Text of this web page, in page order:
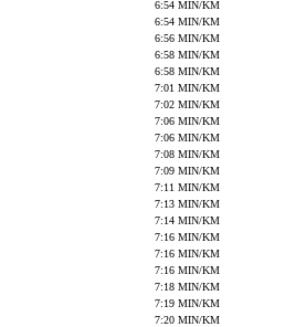
6:54 MIN/KM
6:54 MIN/KM
6:56 MIN/KM
6:58 MIN/KM
6:58 MIN/KM
7:01 MIN/KM
7:02 MIN/KM
7:06 MIN/KM
7:06 MIN/KM
7:08 MIN/KM
7:09 MIN/KM
7:11 MIN/KM
7:13 MIN/KM
7:14 MIN/KM
7:16 MIN/KM
7:16 MIN/KM
7:16 MIN/KM
7:18 MIN/KM
7:19 MIN/KM
7:20 MIN/KM